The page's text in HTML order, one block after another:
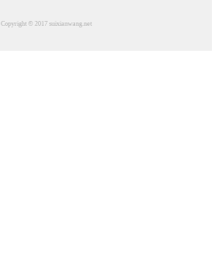
Copyright © 2017 suixianwang.net